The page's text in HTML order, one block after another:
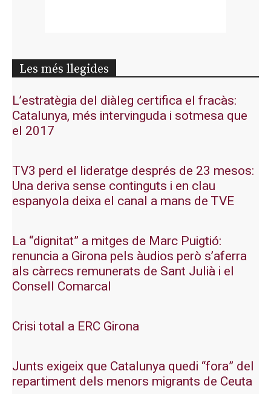
Les més llegides
L’estratègia del diàleg certifica el fracàs:
Catalunya, més intervinguda i sotmesa que
el 2017
TV3 perd el lideratge després de 23 mesos:
Una deriva sense continguts i en clau
espanyola deixa el canal a mans de TVE
La “dignitat” a mitges de Marc Puigtió:
renuncia a Girona pels àudios però s’aferra
als càrrecs remunerats de Sant Julià i el
Consell Comarcal
Crisi total a ERC Girona
Junts exigeix que Catalunya quedi “fora” del
repartiment dels menors migrants de Ceuta